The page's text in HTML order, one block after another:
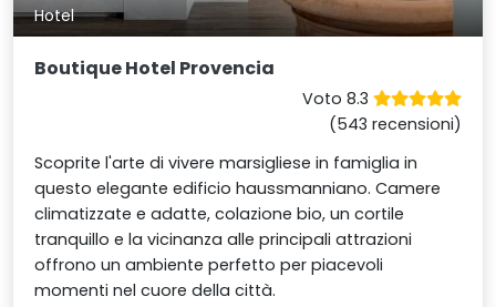
Hotel
Boutique Hotel Provencia
Voto 8.3
(543 recensioni)
Scoprite l'arte di vivere marsigliese in famiglia in
questo elegante edificio haussmanniano. Camere
climatizzate e adatte, colazione bio, un cortile
tranquillo e la vicinanza alle principali attrazioni
offrono un ambiente perfetto per piacevoli
momenti nel cuore della città.